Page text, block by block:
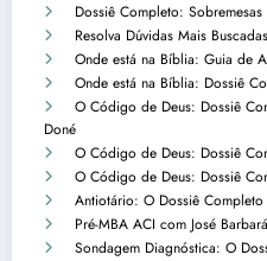
Dossiê Completo:
Resolva Dúvidas Mais
Onde está na Bíblia: Guia de
Onde está na Bíblia: Dossiê
O Código de Deus: Dossiê
Doné
O Código de Deus: Dossiê
O Código de Deus: Dossiê
Antiotário: O Dossiê
Pré-MBA ACI com José
Sondagem Diagnóstica: O